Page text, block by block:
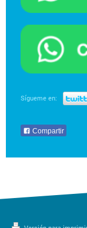
Sígueme en:
Compartir